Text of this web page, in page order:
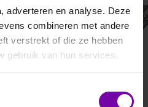
adverteren en analyse. Deze
combineren met andere
verstrekt of die ze hebben
gebruik van hun services.
EE872 serie CO2
opnemers tot
2000ppm